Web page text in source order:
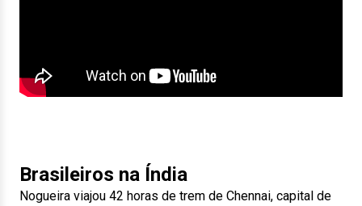
Brasileiros na Índia
Nogueira viajou 42 horas de trem de Chennai, capital de